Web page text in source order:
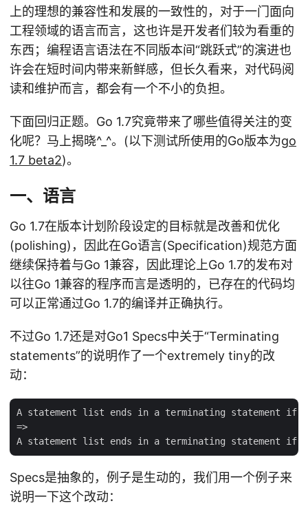
上的理想的兼容性和发展的一致性的，对于一门面向
工程领域的语言而言，这也许是开发者们较为看重的
东西；编程语言语法在不同版本间“跳跃式”的演进也
许会在短时间内带来新鲜感，但长久看来，对代码阅
读和维护而言，都会有一个不小的负担。
下面回归正题。Go 1.7究竟带来了哪些值得关注的变
化呢？马上揭晓^_^。(以下测试所使用的Go版本为go
1.7 beta2)。
一、语言
Go 1.7在版本计划阶段设定的目标就是改善和优化
(polishing)，因此在Go语言(Specification)规范方面
继续保持着与Go 1兼容，因此理论上Go 1.7的发布对
以往Go 1兼容的程序而言是透明的，已存在的代码均
可以正常通过Go 1.7的编译并正确执行。
不过Go 1.7还是对Go1 Specs中关于“Terminating
statements”的说明作了一个extremely tiny的改
动：
A statement list ends in a terminating statement
=>
Specs是抽象的，例子是生动的，我们用一个例子来
说明一下这个改动：